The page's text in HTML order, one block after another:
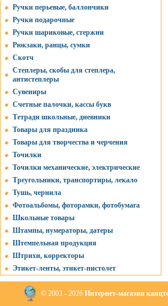
Ручки перьевые, баллончики
Ручки подарочные
Ручки шариковые, стержни
Рюкзаки, ранцы, сумки
Скотч
Степлеры, скобы для степлера,
антистеплеры
Сувениры
Счетные палочки, кассы букв
Тетради школьные, дневники
Товары для праздника
Товары для творчества и черчения
Точилки
Точилки механические, электрические
Треугольники, транспортиры, лекало
Тушь, чернила
Фотоальбомы, фоторамки, фотобумага
Школьные товары
Штампы, нумераторы, датеры
Штемпельная продукция
Штрихи, корректоры
Этикет-ленты, этикет-пистолет
© 2003 - 2026 Интернет-магазин